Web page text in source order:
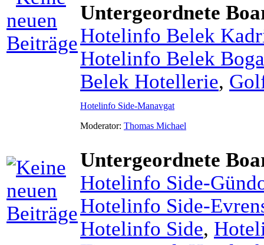
Untergeordnete
Hotelinfo Belek
Hotelinfo Belek
Belek Hotellerie,
Hotelinfo Side-Manavgat
Moderator: Thomas Michael
Untergeordnete
Hotelinfo Side-
Hotelinfo Side-
Hotelinfo Side,